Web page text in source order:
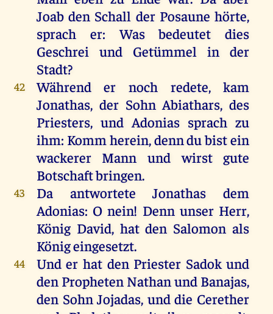
Joab den Schall der Posaune hörte,
sprach er: Was bedeutet dies
Geschrei und Getümmel in der
Stadt?
42
Während er noch redete, kam
Jonathas, der Sohn Abiathars, des
Priesters, und Adonias sprach zu
ihm: Komm herein, denn du bist ein
wackerer Mann und wirst gute
Botschaft bringen.
43
Da antwortete Jonathas dem
Adonias: O nein! Denn unser Herr,
König David, hat den Salomon als
König eingesetzt.
44
Und er hat den Priester Sadok und
den Propheten Nathan und Banajas,
den Sohn Jojadas, und die Cerether